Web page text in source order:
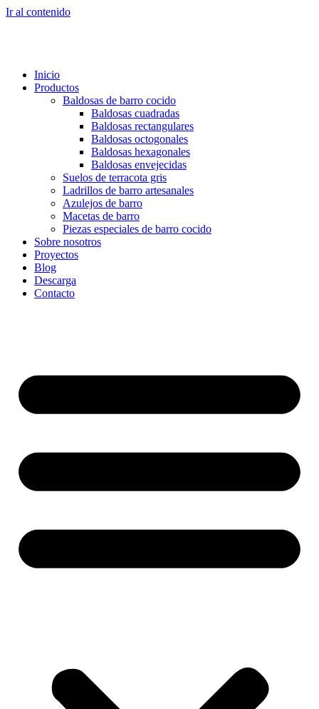
Ir al contenido
Inicio
Productos
Baldosas de barro cocido
Baldosas cuadradas
Baldosas rectangulares
Baldosas octogonales
Baldosas hexagonales
Baldosas envejecidas
Suelos de terracota gris
Ladrillos de barro artesanales
Azulejos de barro
Macetas de barro
Piezas especiales de barro cocido
Sobre nosotros
Proyectos
Blog
Descarga
Contacto